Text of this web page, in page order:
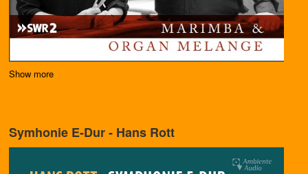
Show more
Symhonie E-Dur - Hans Rott